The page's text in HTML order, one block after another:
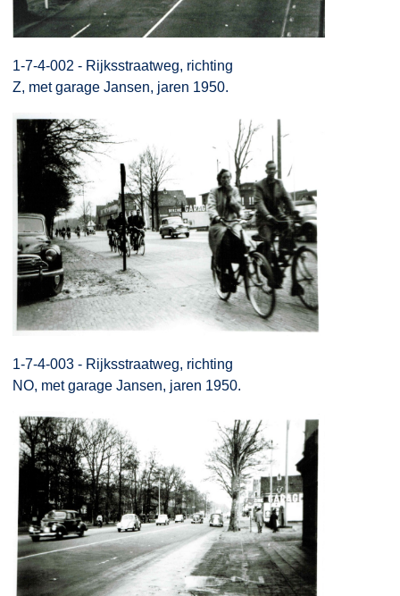
1-7-4-002 - Rijksstraatweg, richting
Z, met garage Jansen, jaren 1950.
1-7-4-003 - Rijksstraatweg, richting
NO, met garage Jansen, jaren 1950.